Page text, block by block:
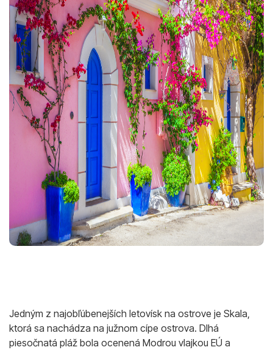
Jedným z najobľúbenejších letovísk na ostrove je Skala,
ktorá sa nachádza na južnom cípe ostrova. Dlhá
piesočnatá pláž bola ocenená Modrou vlajkou EÚ a